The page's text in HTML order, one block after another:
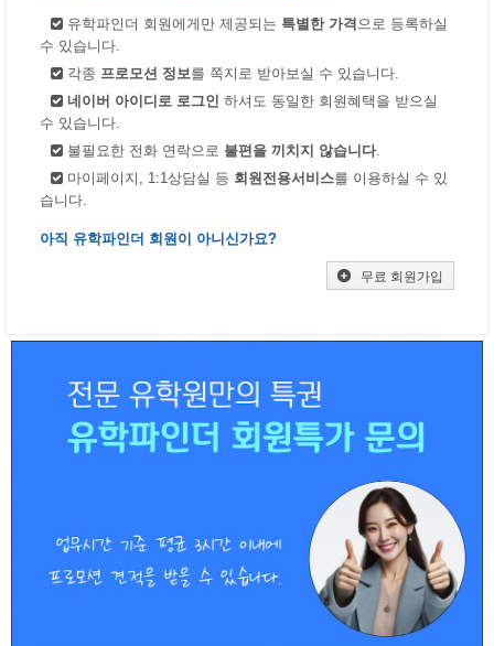
유학파인더 회원에게만 제공되는 특별한 가격 으로 등록하실
수 있습니다.
각종 프로모션 정보 를 쪽지로 받아보실 수 있습니다.
네이버 아이디로 로그인 하셔도 동일한 회원혜택을 받으실
수 있습니다.
불필요한 전화 연락으로 불편을 끼치지 않습니다.
마이페이지, 1:1상담실 등 회원전용서비스를 이용하실 수 있
습니다.
아직 유학파인더 회원이 아니신가요?
무료 회원가입